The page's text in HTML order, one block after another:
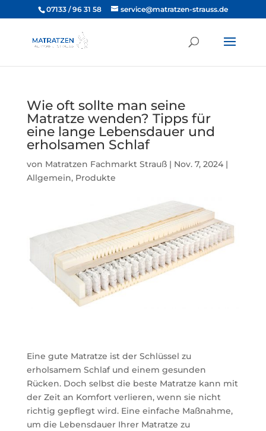
07133 / 96 31 58 service@matratzen-strauss.de
Wie oft sollte man seine
Matratze wenden? Tipps für
eine lange Lebensdauer und
erholsamen Schlaf
von Matratzen Fachmarkt Strauß| Nov. 7, 2024|
Allgemein, Produkte
Eine gute Matratze ist der Schlüssel zu
erholsamem Schlaf und einem gesunden
Rücken. Doch selbst die beste Matratze kann mit
der Zeit an Komfort verlieren, wenn sie nicht
richtig gepflegt wird. Eine einfache Maßnahme,
um die Lebensdauer Ihrer Matratze zu